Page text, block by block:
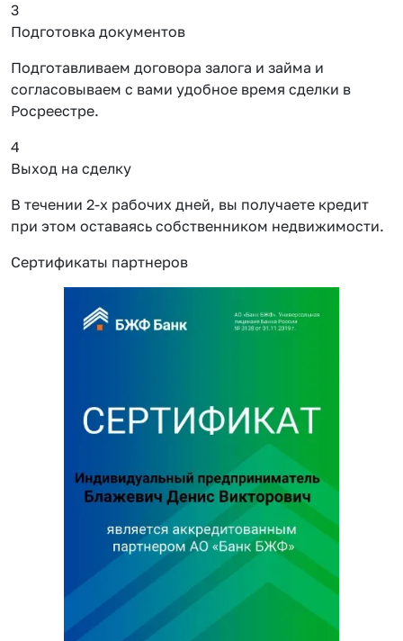
3
Подготовка документов
Подготавливаем договора залога и займа и
согласовываем с вами удобное время сделки в
Росреестре.
4
Выход на сделку
В течении 2-х рабочих дней, вы получаете кредит
при этом оставаясь собственником недвижимости.
Сертификаты партнеров